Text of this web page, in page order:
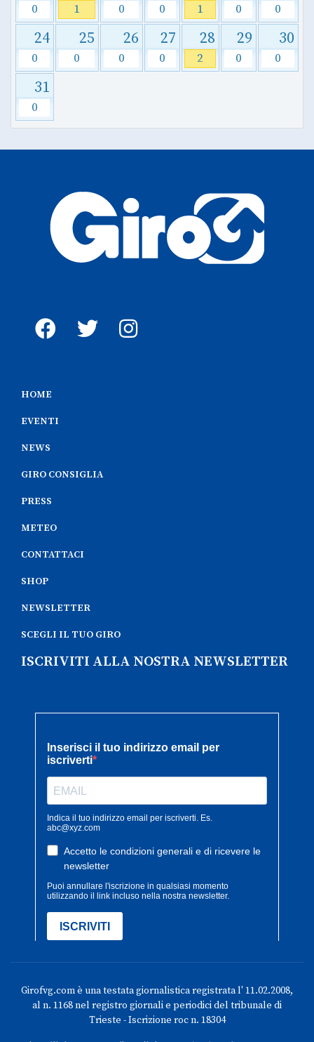
0 1 0 0 1 0 0
24
0
25
0
26
0
27
0
28
2
29
0
30
0
31
0
HOME
EVENTI
NEWS
GIRO CONSIGLIA
PRESS
METEO
CONTATTACI
SHOP
NEWSLETTER
SCEGLI IL TUO GIRO
ISCRIVITI ALLA NOSTRA NEWSLETTER
Girofvg.com è una testata giornalistica registrata l' 11.02.2008,
al n. 1168 nel registro giornali e periodici del tribunale di
Trieste - Iscrizione roc n. 18304